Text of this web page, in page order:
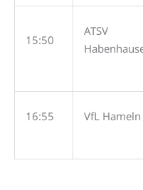
15:50
ATSV
16:55 VfL Hameln